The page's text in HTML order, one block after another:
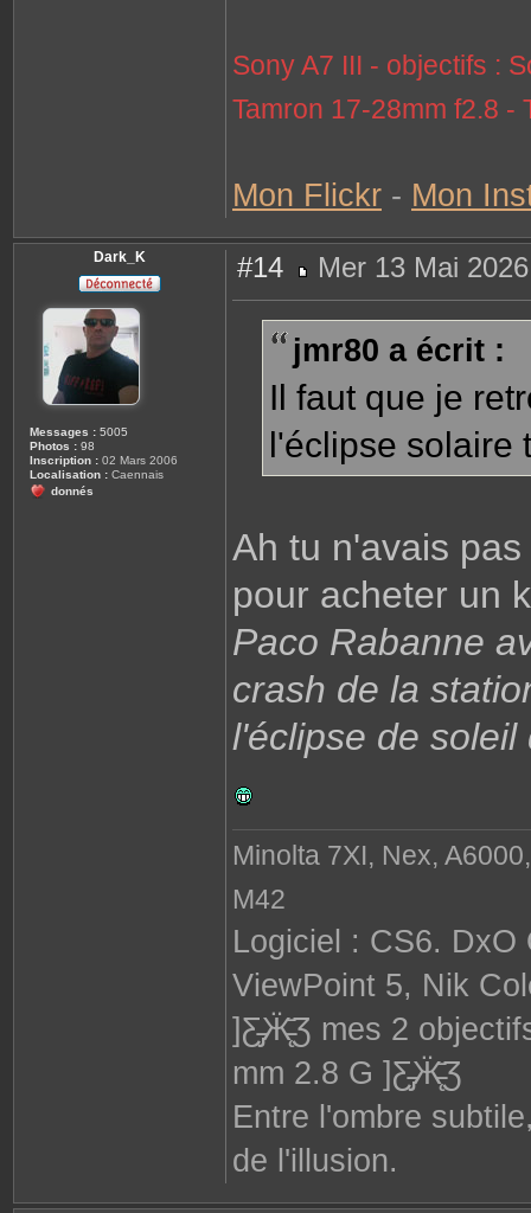
Sony A7 III - objectifs :
Tamron 17-28mm f2.8 -
Mon Flickr - Mon
Dark_K
Messages : 5005
Photos : 98
Inscription : 02 Mars 2006
Localisation : Caennais
donnés
#14
e
Mer 13 Mai
jmr80 a écrit :
Il faut que je
l'éclipse solaire
Ah tu n'avais
pour acheter un
Paco Rabanne
crash de la
l'éclipse de
Minolta 7XI, Nex,
M42
Logiciel : CS6. DxO
ViewPoint 5, Nik
]Ƹ̵̡Ӝ̵̨̄Ʒ mes 2
mm 2.8 G ]Ƹ̵̡Ӝ̵̨̄Ʒ
Entre l'ombre
de l'illusion.